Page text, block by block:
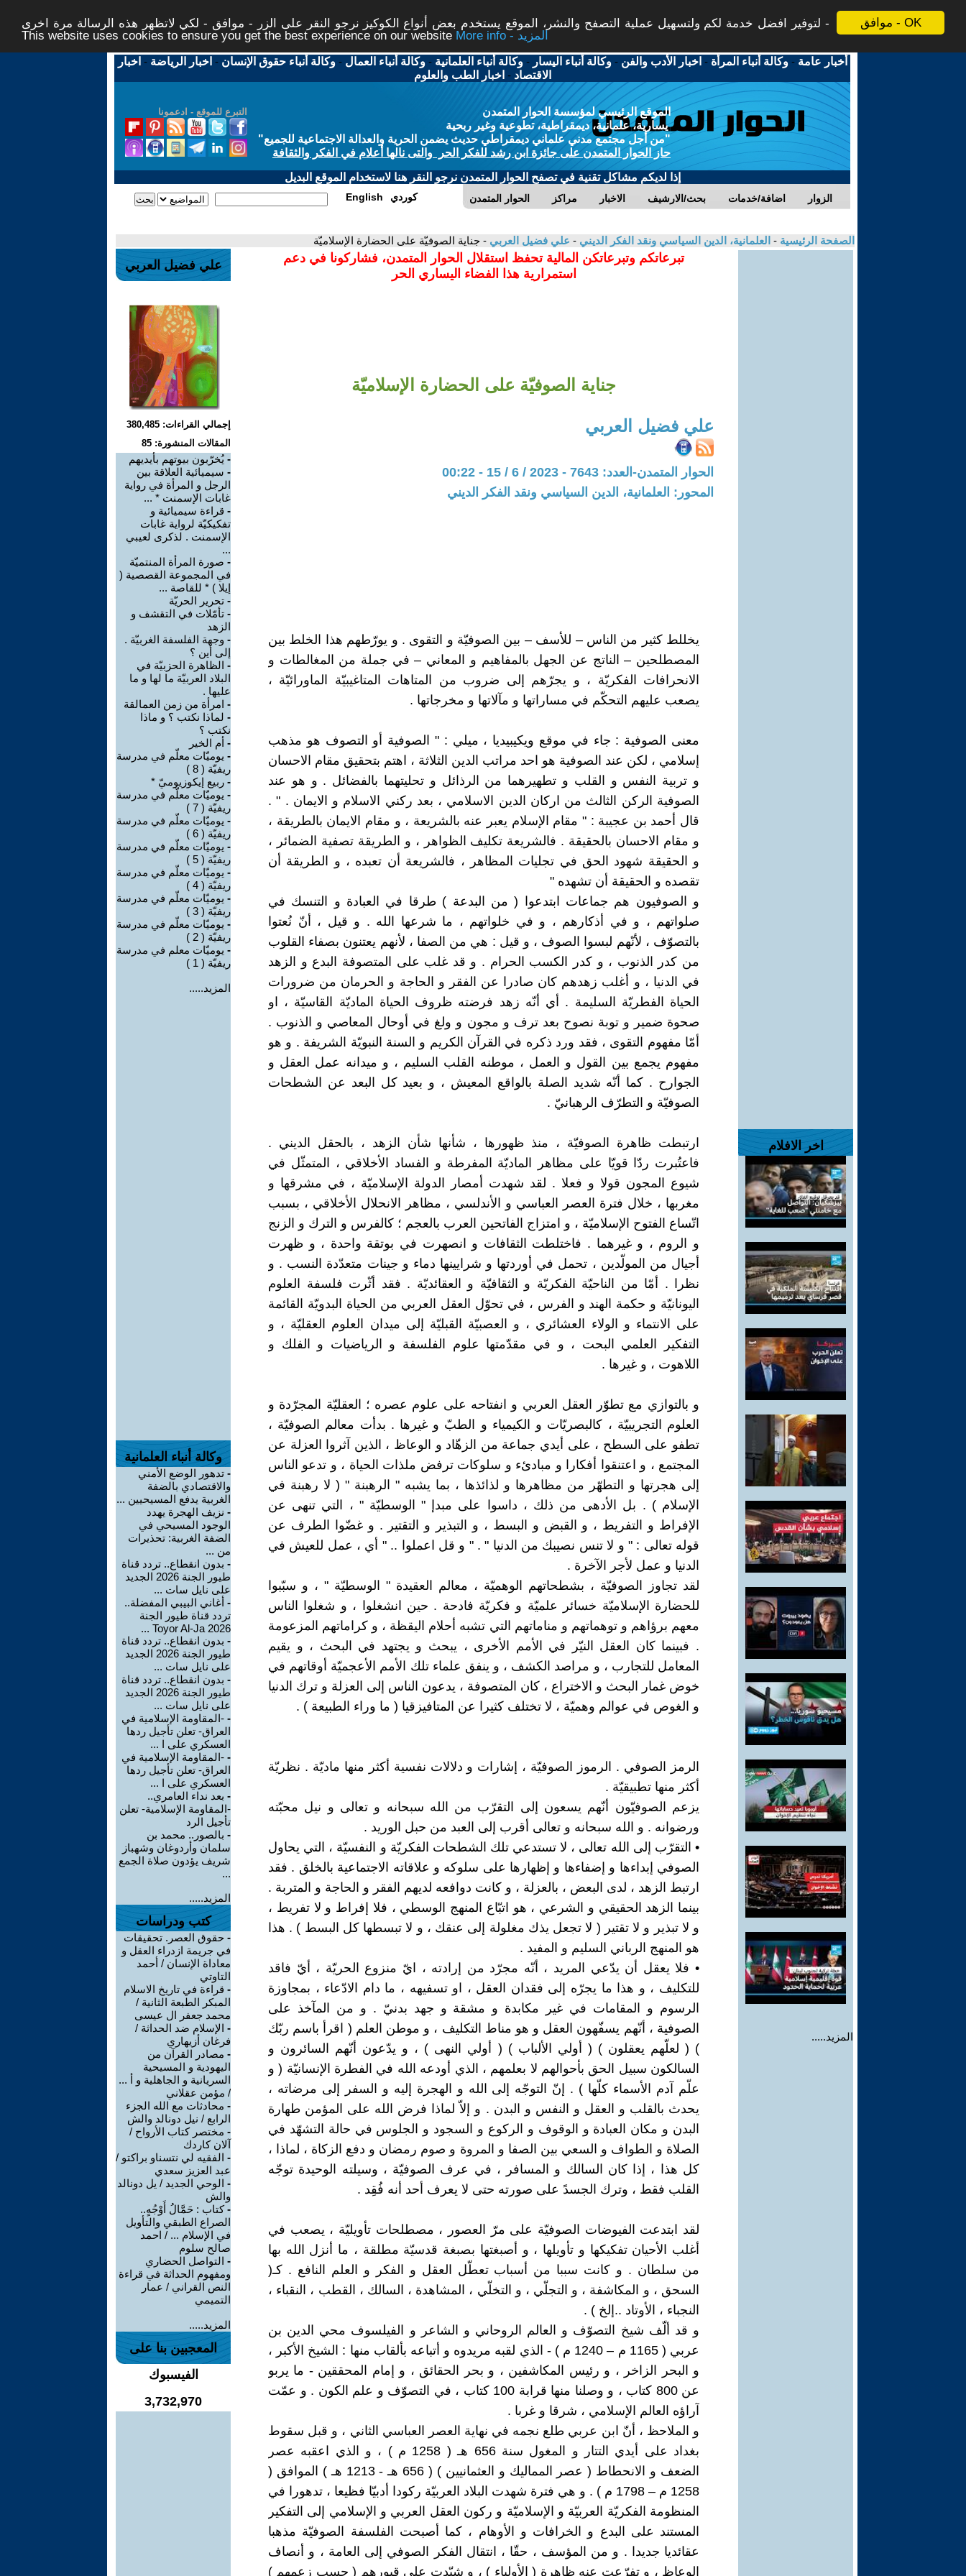
موافق - OK
لتوفير افضل خدمة لكم ولتسهيل عملية التصفح والنشر، الموقع يستخدم بعض أنواع الكوكيز نرجو النقر على الزر - موافق - لكي لاتظهر هذه الرسالة مرة اخرى -
This website uses cookies to ensure you get the best experience on our website
More info - المزيد
أخبار عامة -وكالة أنباء المرأة - اخبار الأدب والفن -وكالة أنباء اليسار -وكالة أنباء العلمانية -وكالة أنباء العمال -وكالة أنباء حقوق الإنسان - اخبار الرياضة - اخبار
الاقتصاد - اخبار الطب والعلوم
التبرع للموقع - ادعمونا
الموقع الرئيسي لمؤسسة الحوار المتمدن
يسارية، علمانية، ديمقراطية، تطوعية وغير ربحية
"من أجل مجتمع مدني علماني ديمقراطي حديث يضمن الحرية والعدالة الاجتماعية للجميع"
حاز الحوار المتمدن على جائزة ابن رشد للفكر الحر والتى نالها أعلام في الفكر والثقافة
إذا لديكم مشاكل تقنية في تصفح الحوار المتمدن نرجو النقر هنا لاستخدام الموقع البديل
الحوار المتمدن مراكز الاخبار بحث/الارشيف اضافة/خدمات الزوار English كوردي
الصفحة الرئيسية - العلمانية، الدين السياسي ونقد الفكر الديني - علي فضيل العربي - جناية الصوفيّة على الحضارة الإسلاميّة
اخر الافلام
المزيد.....
تبرعاتكم وتبرعاتكن المالية تحفظ استقلال الحوار المتمدن، فشاركونا في دعم
استمرارية هذا الفضاء اليساري الحر
جناية الصوفيّة على الحضارة الإسلاميّة
علي فضيل العربي
الحوار المتمدن-العدد: 7643 - 2023 / 6 / 15 - 00:22
المحور: العلمانية، الدين السياسي ونقد الفكر الديني
يخللط كثير من الناس – للأسف – بين الصوفيّة و التقوى . و يورّطهم هذا الخلط بين
المصطلحين – الناتج عن الجهل بالمفاهيم و المعاني – في جملة من المغالطات و
الانحرافات الفكريّة ، و يجرّهم إلى ضروب من المتاهات المتاغيبيّة الماورائيّة ،
يصعب عليهم التحكّم في مساراتها و مآلاتها و مخرجاتها .
معنى الصوفية : جاء في موقع ويكيبيديا ، ميلي : " الصوفية أو التصوف هو مذهب
إسلامي ، لكن عند الصوفية هو احد مراتب الدين الثلاثة ، اهتم بتحقيق مقام الاحسان
و تربية النفس و القلب و تطهيرهما من الرذائل و تحليتهما بالفضائل . و هو عند
الصوفية الركن الثالث من اركان الدين الاسلامي ، بعد ركني الاسلام و الايمان . " .
قال أحمد بن عجيبة : " مقام الإسلام يعبر عنه بالشريعة ، و مقام الايمان بالطريقة ،
و مقام الاحسان بالحقيقة . فالشريعة تكليف الظواهر ، و الطريقة تصفية الضمائر ،
و الحقيقة شهود الحق في تجليات المظاهر ، فالشريعة أن تعبده ، و الطريقة أن
تقصده و الحقيقة أن تشهده "
و الصوفيون هم جماعات ابتدعوا ( من البدعة ) طرقا في العبادة و التنسك في
صلواتهم ، و في أذكارهم ، و في خلواتهم ، ما شرعها الله . و قيل ، أنّ نُعتوا
بالتصوّف ، لأنّهم لبسوا الصوف ، و قيل : هي من الصفا ، لأنهم يعتنون بصفاء القلوب
من كدر الذنوب ، و كدر الكسب الحرام . و قد غلب على المتصوفة البدع و الزهد
في الدنيا ، و أغلب زهدهم كان صادرا عن الفقر و الحاجة و الحرمان من ضرورات
الحياة الفطريّة السليمة . أي أنّه زهد فرضته ظروف الحياة الماديّة القاسيّة ، او
صحوة ضمير و توبة نصوح بعد ترف و مجون و ولغ في أوحال المعاصي و الذنوب .
أمّا مفهوم التقوى ، فقد ورد ذكره في القرآن الكريم و السنة النبويّة الشريفة . و هو
مفهوم يجمع بين القول و العمل ، موطنه القلب السليم ، و ميدانه عمل العقل و
الجوارح . كما أنّه شديد الصلة بالواقع المعيش ، و بعيد كل البعد عن الشطحات
الصوفيّة و التطرّف الرهبانيّ .
ارتبطت ظاهرة الصوفيّة ، منذ ظهورها ، شأنها شأن الزهد ، بالحقل الديني .
فاعتُبرت ردّا قويّا على مظاهر الماديّة المفرطة و الفساد الأخلاقي ، المتمثّل في
شيوع المجون قولا و فعلا . لقد شهدت أمصار الدولة الإسلاميّة ، في مشرقها و
مغربها ، خلال فترة العصر العباسي و الأندلسي ، مظاهر الانحلال الأخلاقي ، بسبب
اتّساع الفتوح الإسلاميّة ، و امتزاج الفاتحين العرب بالعجم ؛ كالفرس و الترك و الزنج
و الروم ، و غيرهما . فاختلطت الثقافات و انصهرت في بوتقة واحدة ، و ظهرت
أجيال من المولّدين ، تحمل في أوردتها و شرايينها دماء و جينات متعدّدة النسب . و
نظرا . أمّا من الناحيّة الفكريّة و الثقافيّة و العقائديّة . فقد أثّرت فلسفة العلوم
اليونانيّة و حكمة الهند و الفرس ، في تحوّل العقل العربي من الحياة البدويّة القائمة
على الانتماء و الولاء العشائري ، و العصبيّة القبليّة إلى ميدان العلوم العقليّة ، و
التفكير العلمي البحت ، و في مقدّمتها علوم الفلسفة و الرياضيات و الفلك و
اللاهوت ، و غيرها .
و بالتوازي مع تطوّر العقل العربي و انفتاحه على علوم عصره ؛ العقليّة المجرّدة و
العلوم التجريبيّة ، كالبصريّات و الكيمياء و الطبّ و غيرها . بدأت معالم الصوفيّة ،
تطفو على السطح ، على أيدي جماعة من الزهّاد و الوعاظ ، الذين آثروا العزلة عن
المجتمع ، و اعتنقوا أفكارا و مبادئء و سلوكات ترفض ملذات الحياة ، و تدعو الناس
إلى هجرتها و التطهّر من مظاهرها و لذائذها ، بما يشبه " الرهبنة " ( لا رهبنة في
الإسلام ) . بل الأدهى من ذلك ، داسوا على مبدإ " الوسطيّة " ، التي تنهى عن
الإفراط و التفريط ، و القبض و البسط ، و التبذير و التقتير . و غضّوا الطرف عن
قوله تعالى : " و لا تنس نصيبك من الدنيا " . " و قل اعملوا .. " أي ، عمل للعيش في
الدنيا و عمل لأجر الآخرة .
لقد تجاوز الصوفيّة ، بشطحاتهم الوهميّة ، معالم العقيدة " الوسطيّة " ، و سبّبوا
للحضارة الإسلاميّة خسائر علميّة و فكريّة فادحة . حين انشغلوا ، و شغلوا الناس
معهم برؤاهم و توهماتهم و مناماتهم التي تشبه أحلام اليقظة ، و كراماتهم المزعومة
. فبينما كان العقل النيّر في الأمم الأخرى ، يبحث و يجتهد في البحث ، و يقيم
المعامل للتجارب ، و مراصد الكشف ، و ينفق علماء تلك الأمم الأعجميّة أوقاتهم في
خوض غمار البحث و الاختراع ، كان المتصوفة ، يدعون الناس إلى العزلة و ترك الدنيا
و الغوص في عوالم وهميّة ، لا تختلف كثيرا عن المتافيزقيا ( ما وراء الطبيعة ) .
الرمز الصوفي . الرموز الصوفيّة ، إشارات و دلالات نفسية أكثر منها ماديّة . نظريّة
أكثر منها تطبيقيّة .
يزعم الصوفيّون أنّهم يسعون إلى التقرّب من الله سبحانه و تعالى و نيل محبّته
ورضوانه . و الله سبحانه و تعالى أقرب إلى العبد من حبل الوريد .
• التقرّب إلى الله تعالى ، لا تستدعي تلك الشطحات الفكريّة و النفسيّة ، التي يحاول
الصوفي إبداءها و إضفاءها و إظهارها على سلوكه و علاقاته الاجتماعية بالخلق . فقد
ارتبط الزهد ، لدى البعض ، بالعزلة ، و كانت دوافعه لديهم الفقر و الحاجة و المتربة .
بينما الزهد الحقيقي و الشرعي ، هو اتبّاع المنهج الوسطي ، فلا إفراط و لا تفريط ،
و لا تبذير و لا تقتير ( لا تجعل يذك مغلولة إلى عنقك ، و لا تبسطها كل البسط ) . هذا
هو المنهج الرباني السليم و المفيد .
• فلا يعقل أن يدّعي المريد ، أنّه مجرّد من إرادته ، ايّ منزوع الحريّة ، أيّ فاقد
للتكليف ، و هذا ما يجرّه إلى فقدان العقل ، او تسفيهه ، ما دام الادّعاء ، بمجاوزة
الرسوم و المقامات في غير مكابدة و مشقة و جهد بدنيّ . و من المآخذ على
الصوفية ، أنّهم يسفّهون العقل و هو مناط التكليف ، و موطن العلم ( اقرأ باسم ربّك
) ( لعلّهم يعقلون ) ( أولي الألباب ) ( أولي النهى ) ، و يدّعون أنّهم السائرون و
السالكون سبيل الحق بأحوالهم لا بعلمهم ، الذي أودعه الله في الفطرة الإنسانيّة ( و
علّم آدم الأسماء كلّها ) . إنّ التوجّه إلى الله و الهجرة إليه و السفر إلى مرضاته ،
يحدث بالقلب و العقل و النفس و البدن . و إلاّ لماذا فرض الله على المؤمن طهارة
البدن و مكان العبادة و الوقوف و الركوع و السجود و الجلوس في حالة التشهّد في
الصلاة و الطواف و السعي بين الصفا و المروة و صوم رمضان و دفع الزكاة ، لماذا ،
كل هذا ، إذا كان السالك و المسافر ، في عرف الصوفيّة ، وسيلته الوحيدة توجّه
القلب فقط ، وترك الجسدً على صورته حتى لا يعرف أحد أنه فُقِد .
لقد ابتدعت الفيوضات الصوفيّة على مرّ العصور ، مصطلحات تأويليّة ، يصعب في
أغلب الأحيان تفكيكها و تأويلها ، و أصبغتها بصبغة قدسيّة مطلقة ، ما أنزل الله بها
من سلطان . و كانت سببا من أسباب تعطّل العقل و الفكر و العلم النافع . كـ(
السحق ، و المكاشفة ، و التجلّي ، و التخلّي ، المشاهدة ، السالك ، القطب ، النقباء ،
النجباء ، الأوتاد ..إلخ ) .
و قد ألّف شيخ التصوّف و العالم الروحاني و الشاعر و الفيلسوف محي الدين بن
عربي ( 1165 م – 1240 م ) - الذي لقبه مريدوه و أتباعه بألقاب منها : الشيخ الأكبر ،
و البحر الزاخر ، و رئيس المكاشفين ، و بحر الحقائق ، و إمام المحققين - ما يربو
عن 800 كتاب ، و وصلنا منها قرابة 100 كتاب ، في التصوّف و علم الكون . و عمّت
آراؤه العالم الإسلامي ، شرقا و غربا .
و الملاحظ ، أنّ ابن عربي طلع نجمه في نهاية العصر العباسي الثاني ، و قبل سقوط
بغداد على أيدي التتار و المغول سنة 656 هـ ( 1258 م ) ، و الذي اعقبه عصر
الضعف و الانحطاط ( عصر المماليك و العثمانيين ) ( 656 هـ - 1213 هـ ) الموافق (
1258 م – 1798 م ) . و هي فترة شهدت البلاد العربيّة ركودا أدبيّا فظيعا ، تدهورا في
المنظومة الفكريّة العربيّة و الإسلاميّة و ركون العقل العربي و الإسلامي إلى التفكير
المستند على البدع و الخرافات و الأوهام ، كما أصبحت الفلسفة الصوفيّة مذهبا
عقائديا جديدا . و من المؤسف ، حقّا ، انتقال الفكر الصوفي إلى العامة ، و أنصاف
الوعاظ ، و تفرّعت عنه ظاهرة ( الأولياء ) ، و شيّدت على قبورهم ( حسب زعمهم )
علي فضيل العربي
إجمالي القراءات: 380,485
المقالات المنشورة: 85
- يُخرّبون بيوتهم بأيديهم
- سيميائية العلاقة بين
الرجل و المرأة في رواية
غابات الإسمنت * ...
- قراءة سيميائية و
تفكيكيّة لرواية غابات
الإسمنت . لذكرى لعيبي
...
- صورة المرأة المنتميّة
في المجموعة القصصية (
إيلا ) * للقاصة ...
- تحرير الحريّة
- تأمّلات في التقشف و
الزهد
- وجهة الفلسفة الغربيّة .
إلى أين ؟
- الظاهرة الحزبيّة في
البلاد العربيّة ما لها و ما
عليها .
- امرأة من زمن العمالقة
- لماذا نكتب ؟ و ماذا
نكتب ؟
- أم الخير
- يوميّات معلّم في مدرسة
ريفيّة ( 8 )
- ربيع إيكوزيوميّ *
- يوميّات معلّم في مدرسة
ريفيّة ( 7 )
- يوميّات معلّم في مدرسة
ريفيّة ( 6 )
- يوميّات معلّم في مدرسة
ريفيّة ( 5 )
- يوميّات معلّم في مدرسة
ريفيّة ( 4 )
- يوميّات معلّم في مدرسة
ريفيّة ( 3 )
- يوميّات معلّم في مدرسة
ريفيّة ( 2 )
- يوميّات معلم في مدرسة
ريفيّة ( 1 )
المزيد.....
وكالة أنباء العلمانية
- تدهور الوضع الأمني
والاقتصادي بالضفة
الغربية يدفع المسيحيين ...
- نزيف الهجرة يهدد
الوجود المسيحي في
الضفة الغربية: تحذيرات
من ...
- بدون انقطاع.. تردد قناة
طيور الجنة 2026 الجديد
على نايل سات ...
- أغاني البيبي المفضلة..
تردد قناة طيور الجنة
2026 Toyor Al-Ja ...
- بدون انقطاع.. تردد قناة
طيور الجنة 2026 الجديد
على نايل سات ...
- بدون انقطاع.. تردد قناة
طيور الجنة 2026 الجديد
على نايل سات ...
- -المقاومة الإسلامية في
العراق- تعلن تأجيل ردها
العسكري على ا ...
- -المقاومة الإسلامية في
العراق- تعلن تأجيل ردها
العسكري على ا ...
- بعد نداء العامري..
-المقاومة الإسلامية- تعلن
تأجيل الرد
- بالصور.. محمد بن
سلمان وأردوغان وشهباز
شريف يؤدون صلاة الجمع
...
المزيد.....
كتب ودراسات
- حقوق العصر. تحقيقات
في جريمة ازدراء العقل و
معاداة الإنسان / أحمد
التاوتي
- قراءة في تاريخ الاسلام
المبكر الطبعة الثانية /
محمد جعفر ال عيسى
- الإسلام ضد الحداثة /
فرغان أزيهاري
- مصادر القرآن من
اليهودية و المسيحية
السريانية و الجاهلية و أ ...
/ مؤمن عقلاني
- محادثات مع الله الجزء
الرابع / نيل دونالد والش
- مختصر كتاب الأرواح /
آلان كاردك
- الفقيه لي نتسناو براكتو /
عبد العزيز سعدي
- الوحي الجديد / يل دونالد
والش
-كتاب : حَمَّالُ أَوْجُهٍ..
الصراع الطبقي والتأويل
في الإسلام ... / احمد
صالح سلوم
- التواصل الحضاري
ومفهوم الحداثة في قراءة
النص القراني / عمار
التميمي
المزيد.....
المعجبين بنا على
الفيسبوك
3,732,970